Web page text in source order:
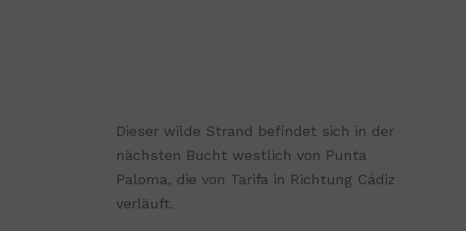
Dieser wilde Strand befindet sich in der
nächsten Bucht westlich von Punta
Paloma, die von Tarifa in Richtung Cádiz
verläuft.